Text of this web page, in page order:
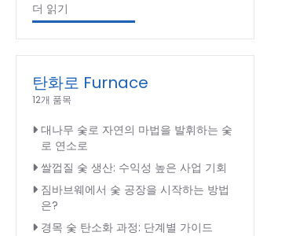
더 읽기
탄화로 Furnace
12개 품목
대나무 숯로 자연의 마법을 발휘하는 숯
로 연소로
쌀껍질 숯 생산: 수익성 높은 사업 기회
짐바브웨에서 숯 공장을 시작하는 방법
은?
경목 숯 탄소화 과정: 단계별 가이드